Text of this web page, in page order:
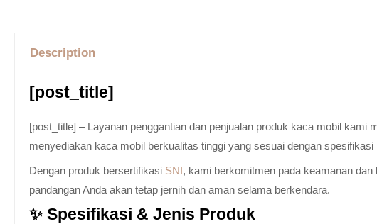
Description
[post_title]
[post_title] – Layanan penggantian dan penjualan produk kaca mobil kami
menyediakan kaca mobil berkualitas tinggi yang sesuai dengan
Dengan produk bersertifikasi SNI, kami berkomitmen pada keamanan
pandangan Anda akan tetap jernih dan aman selama berkendara.
✨ Spesifikasi & Jenis Produk